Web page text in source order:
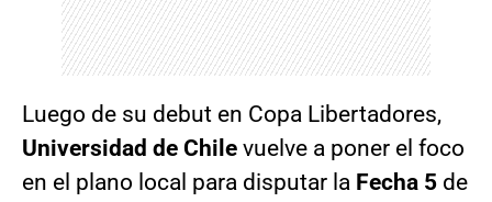
Luego de su debut en Copa Libertadores,
Universidad de Chile vuelve a poner el foco
en el plano local para disputar la Fecha 5 de